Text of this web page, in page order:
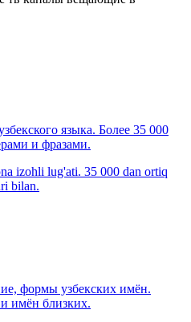
языка. Более 35 000
и фразами.
izohli lug'ati. 35 000 dan ortiq
bilan.
формы узбекских имён.
имён близких.